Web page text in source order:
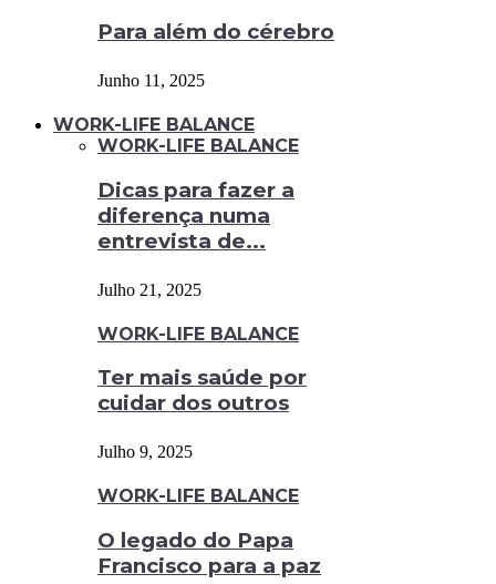
Para além do cérebro
Junho 11, 2025
WORK-LIFE BALANCE
WORK-LIFE BALANCE
Dicas para fazer a
diferença numa
entrevista de...
Julho 21, 2025
WORK-LIFE BALANCE
Ter mais saúde por
cuidar dos outros
Julho 9, 2025
WORK-LIFE BALANCE
O legado do Papa
Francisco para a paz